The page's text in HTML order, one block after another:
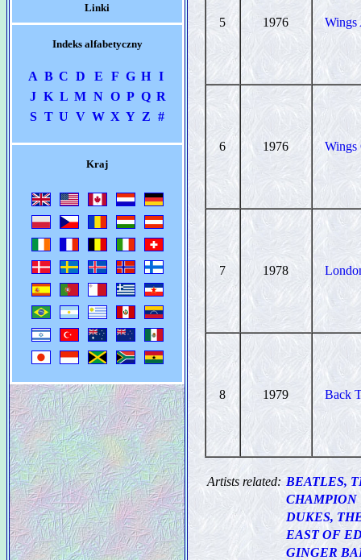
Linki
Indeks alfabetyczny
A B C D E F G H I
J K L M N O P Q R
S T U V W X Y Z #
Kraj
5 1976 Wings
6 1976 Wings
7 1978
8 1979 Back
Artists related: BEATLES,
CHAMPION
DUKES,
EAST OF
GINGER